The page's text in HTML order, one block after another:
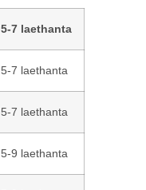
5-7 laethanta
5-7 laethanta
5-7 laethanta
5-9 laethanta